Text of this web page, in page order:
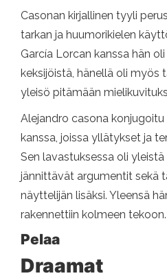
Casonan kirjallinen tyyli
tarkan ja huumorikielen
García Lorcan kanssa hän
keksijöistä, hänellä oli myös
yleisö pitämään
Alejandro casona
kanssa, joissa yllätykset ja
Sen lavastuksessa oli
jännittävät argumentit sekä
näyttelijän lisäksi. Yleensä
rakennettiin kolmeen tekoon.
Pelaa
Draamat